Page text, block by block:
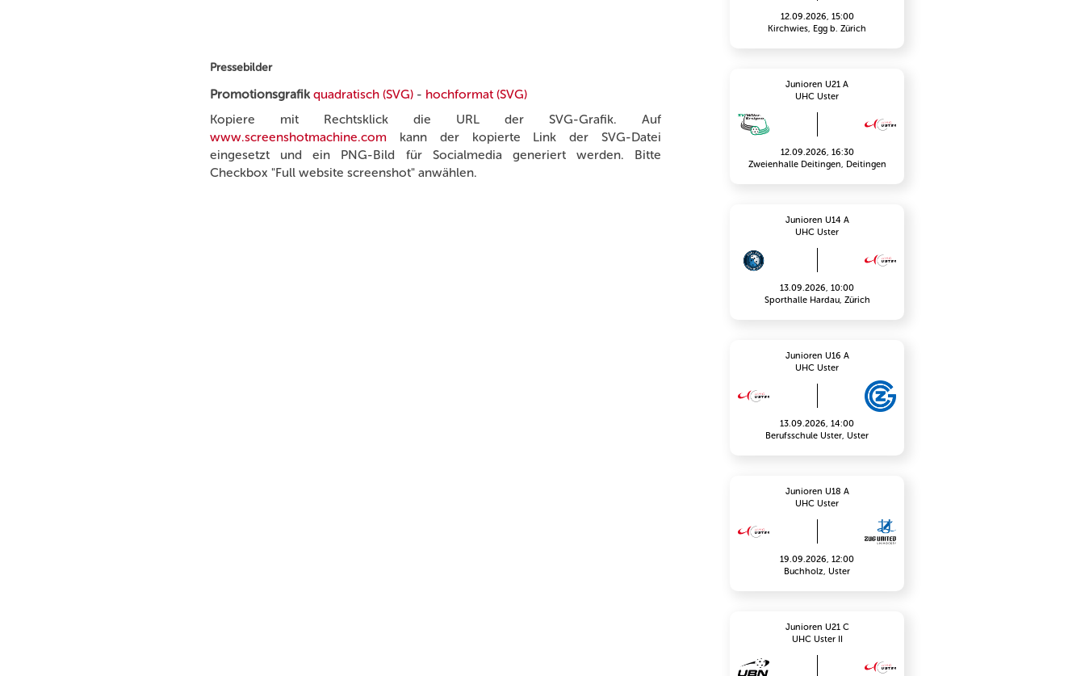
Pressebilder
Promotionsgrafik quadratisch (SVG) - hochformat (SVG)
Kopiere mit Rechtsklick die URL der SVG-Grafik. Auf
www.screenshotmachine.com kann der kopierte Link der SVG-Datei
eingesetzt und ein PNG-Bild für Socialmedia generiert werden. Bitte
Checkbox "Full website screenshot" anwählen.
12.09.2026, 15:00
Kirchwies, Egg b. Zürich
Junioren U21 A
UHC Uster
12.09.2026, 16:30
Zweienhalle Deitingen, Deitingen
Junioren U14 A
UHC Uster
13.09.2026, 10:00
Sporthalle Hardau, Zürich
Junioren U16 A
UHC Uster
13.09.2026, 14:00
Berufsschule Uster, Uster
Junioren U18 A
UHC Uster
19.09.2026, 12:00
Buchholz, Uster
Junioren U21 C
UHC Uster II